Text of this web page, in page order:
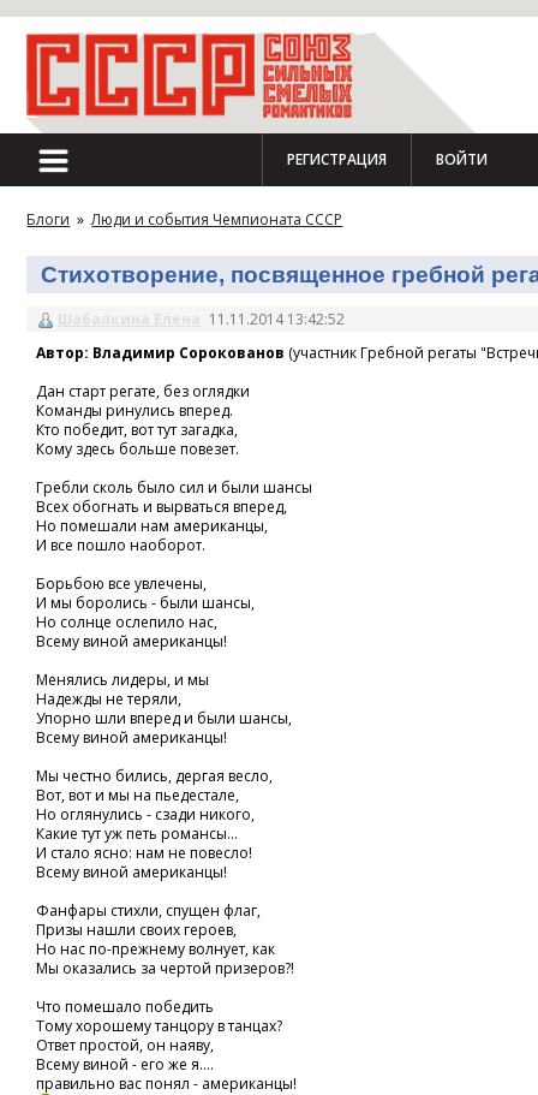
РЕГИСТРАЦИЯ ВОЙТИ
Блоги » Люди и события Чемпионата СССР
Стихотворение, посвященное гребной
Шабалкина Елена 11.11.2014 13:42:52
Автор: Владимир Сорокованов (участник Гребной регаты
Дан старт регате, без оглядки
Команды ринулись вперед.
Кто победит, вот тут загадка,
Кому здесь больше повезет.
Гребли сколь было сил и были шансы
Всех обогнать и вырваться вперед,
Но помешали нам американцы,
И все пошло наоборот.
Борьбою все увлечены,
И мы боролись - были шансы,
Но солнце ослепило нас,
Всему виной американцы!
Менялись лидеры, и мы
Надежды не теряли,
Упорно шли вперед и были шансы,
Всему виной американцы!
Мы честно бились, дергая весло,
Вот, вот и мы на пьедестале,
Но оглянулись - сзади никого,
Какие тут уж петь романсы...
И стало ясно: нам не повесло!
Всему виной американцы!
Фанфары стихли, спущен флаг,
Призы нашли своих героев,
Но нас по-прежнему волнует, как
Мы оказались за чертой призеров?!
Что помешало победить
Тому хорошему танцору в танцах?
Ответ простой, он наяву,
Всему виной - его же я....
правильно вас понял - американцы!